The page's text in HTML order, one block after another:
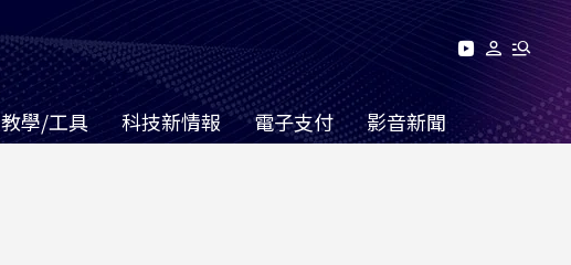
教學/工具 科技新情報 電子支付 影音新聞